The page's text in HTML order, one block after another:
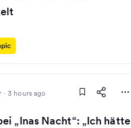
· 3 hours ago
„Inas Nacht“: „Ich hätte